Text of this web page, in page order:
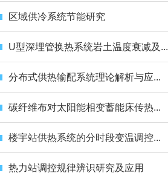
区域供冷系统节能研究
U型深埋管换热系统岩土温度衰减及...
分布式供热输配系统理论解析与应...
碳纤维布对太阳能相变蓄能床传热...
楼宇站供热系统的分时段变温调控...
热力站调控规律辨识研究及应用